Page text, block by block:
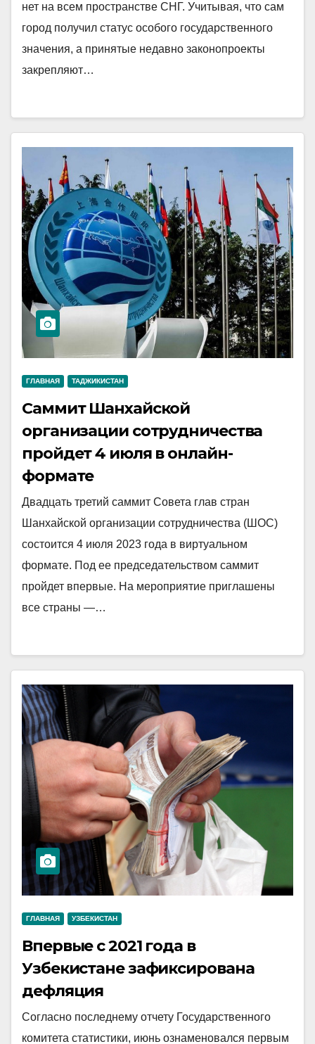
нет на всем пространстве СНГ. Учитывая, что сам
город получил статус особого государственного
значения, а принятые недавно законопроекты
закрепляют…
ГЛАВНАЯ ТАДЖИКИСТАН
Саммит Шанхайской
организации сотрудничества
пройдет 4 июля в онлайн-
формате
Двадцать третий саммит Совета глав стран
Шанхайской организации сотрудничества (ШОС)
состоится 4 июля 2023 года в виртуальном
формате. Под ее председательством саммит
пройдет впервые. На мероприятие приглашены
все страны —…
ГЛАВНАЯ УЗБЕКИСТАН
Впервые с 2021 года в
Узбекистане зафиксирована
дефляция
Согласно последнему отчету Государственного
комитета статистики, июнь ознаменовался первым